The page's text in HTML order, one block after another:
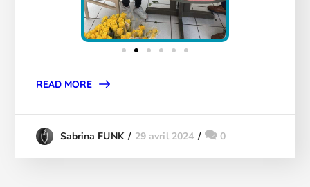
READ MORE
Sabrina FUNK 29 avril 2024 0